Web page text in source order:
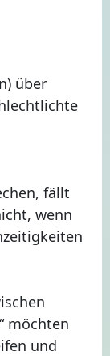
über
fällt
wenn
möchten
und